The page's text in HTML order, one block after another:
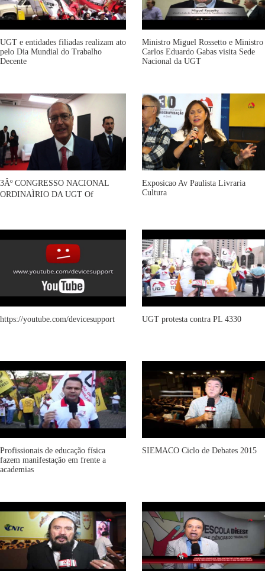
UGT e entidades filiadas realizam ato
pelo Dia Mundial do Trabalho
Decente
Ministro Miguel Rossetto e Ministro
Carlos Eduardo Gabas visita Sede
Nacional da UGT
3Âº CONGRESSO NACIONAL
ORDINAÌRIO DA UGT Of
Exposicao Av Paulista Livraria
Cultura
https://youtube.com/devicesupport UGT protesta contra PL 4330
Profissionais de educação física
fazem manifestação em frente a
academias
SIEMACO Ciclo de Debates 2015